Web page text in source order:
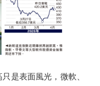
是表面風光，微軟、